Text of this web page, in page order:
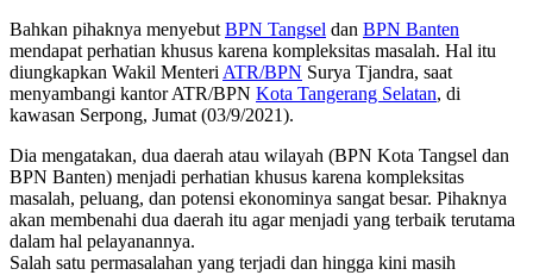
Bahkan pihaknya menyebut BPN Tangsel dan BPN Banten
mendapat perhatian khusus karena kompleksitas masalah. Hal itu
diungkapkan Wakil Menteri ATR/BPN Surya Tjandra, saat
menyambangi kantor ATR/BPN Kota Tangerang Selatan, di
kawasan Serpong, Jumat (03/9/2021).
Dia mengatakan, dua daerah atau wilayah (BPN Kota Tangsel dan
BPN Banten) menjadi perhatian khusus karena kompleksitas
masalah, peluang, dan potensi ekonominya sangat besar. Pihaknya
akan membenahi dua daerah itu agar menjadi yang terbaik terutama
dalam hal pelayanannya.
Salah satu permasalahan yang terjadi dan hingga kini masih